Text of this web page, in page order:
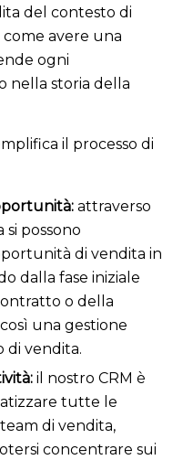
del contesto di
avere una
ogni
nella storia della
il processo di
attraverso
si possono
di vendita in
dalla fase iniziale
o della
una gestione
di vendita.
il nostro CRM è
tutte le
di vendita,
concentrare sui